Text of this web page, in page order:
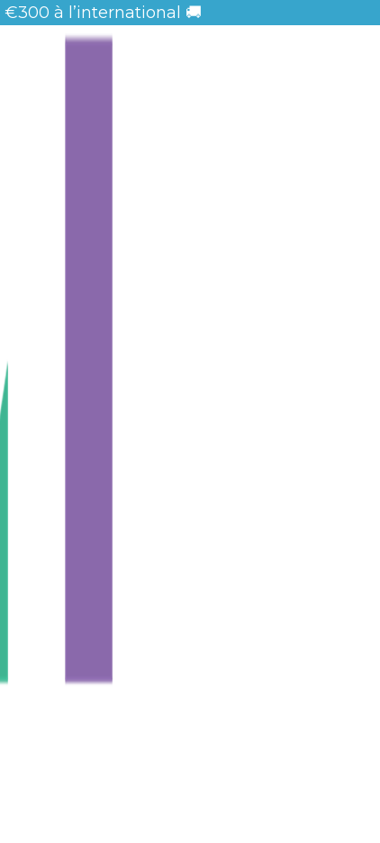
€300 à l’international 🚚